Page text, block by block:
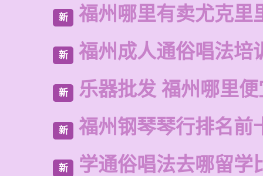
新 福州哪里有卖尤克里
新 福州成人通俗唱法培
新 乐器批发 福州哪里
新 福州钢琴琴行排名前
新 学通俗唱法去哪留学